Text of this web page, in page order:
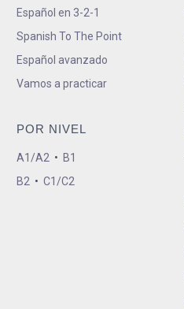
Español en 3-2-1
Spanish To The Point
Español avanzado
Vamos a practicar
POR NIVEL
A1/A2 • B1
B2 • C1/C2